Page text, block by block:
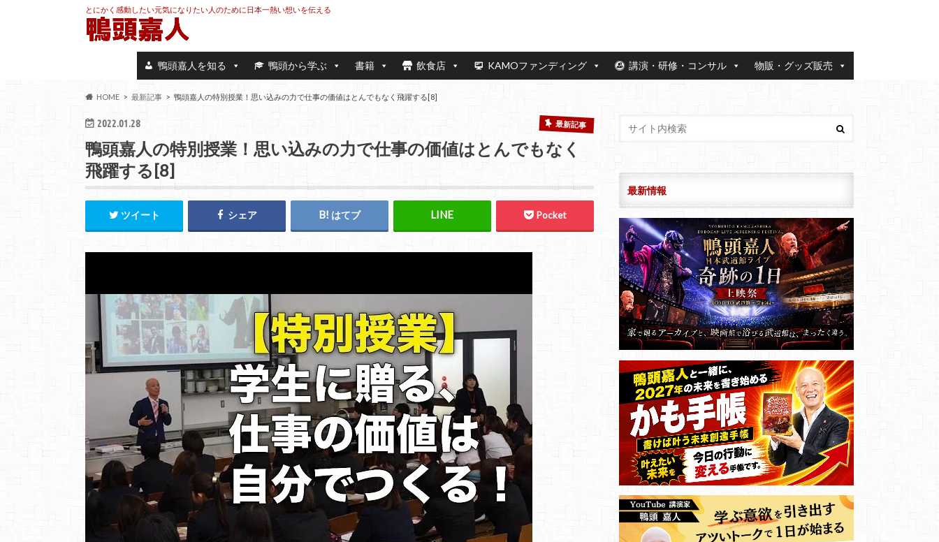
とにかく感動したい元気になりたい人のために日本一熱い想いを伝える
鴨頭嘉人を知る 鴨頭から学ぶ 書籍 飲食店 KAMOファンディング 講演・研修・コンサル 物販・グッズ販売
HOME 最新記事 鴨頭嘉人の特別授業！思い込みの力で仕事の価値はとんでもなく飛躍する[8]
2022.01.28 最新記事
鴨頭嘉人の特別授業！思い込みの力で仕事の価値はとんでもなく
飛躍する[8]
ツイート シェア はてブ Pocket
最新情報